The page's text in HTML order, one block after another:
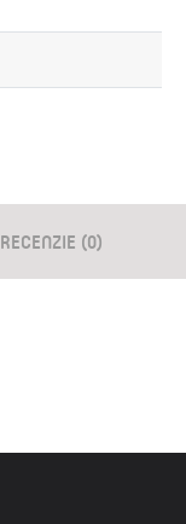
RECENZIE (0)